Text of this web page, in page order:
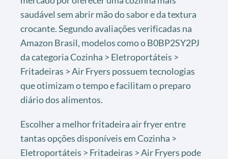
saudável sem abrir mão do sabor e da textura
crocante. Segundo avaliações verificadas na
Amazon Brasil, modelos como o B0BP2SY2PJ
da categoria Cozinha > Eletroportáteis >
Fritadeiras > Air Fryers possuem tecnologias
que otimizam o tempo e facilitam o preparo
diário dos alimentos.
Escolher a melhor fritadeira air fryer entre
tantas opções disponíveis em Cozinha >
Eletroportáteis > Fritadeiras > Air Fryers pode